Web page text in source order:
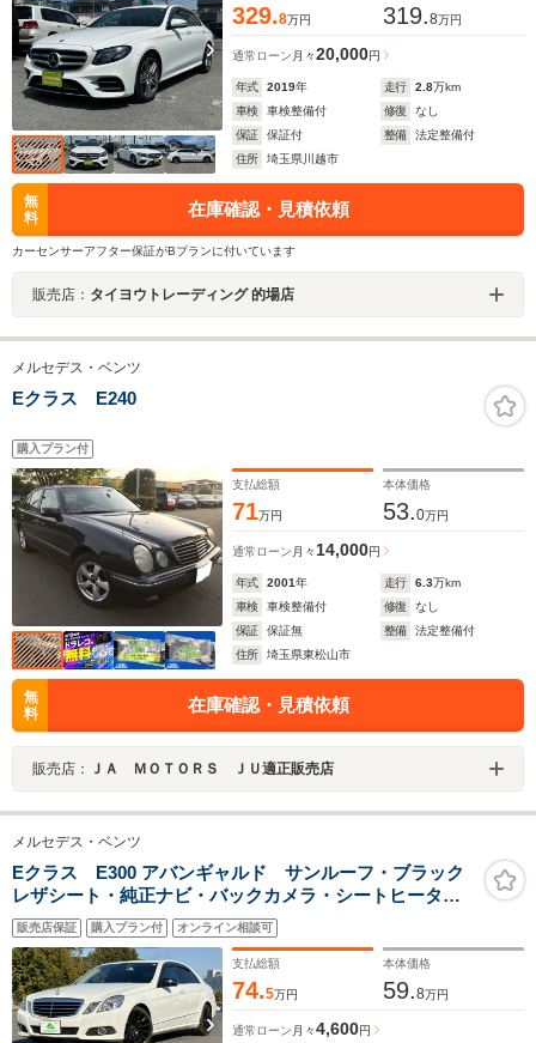
329.8万円 319.8万円
通常ローン 月々20,000円
年式 2019年 走行 2.8万km
車検
車検整備付 修復
なし
保証
保証付 整備
法定整備付
住所
埼玉県川越市
無
料
在庫確認・見積依頼
カーセンサーアフター保証がBプランに付いています
販売店： タイヨウトレーディング 的場店
メルセデス・ベンツ
Eクラス E240
購入プラン付
支払総額
71万円
本体価格
53.0万円
通常ローン 月々 14,000円
年式 2001年 走行 6.3万km
車検
車検整備付 修復
なし
保証
保証無 整備
法定整備付
住所
埼玉県東松山市
無
料
在庫確認・見積依頼
販売店： ＪＡ ＭＯＴＯＲＳ ＪＵ適正販売店
メルセデス・ベンツ
Eクラス E300 アバンギャルド サンルーフ・ブラック
レザシート・純正ナビ・バックカメラ・シートヒータ
ー・ETC・社外ブラックホイール・スマートキー・プッ
シュスタート・パワーシート・HIDライト・ウインカーミ
ラー・ユーザー買取車
販売店保証 購入プラン付 オンライン相談可
支払総額
74.5万円
本体価格
59.8万円
通常ローン 月々4,600円